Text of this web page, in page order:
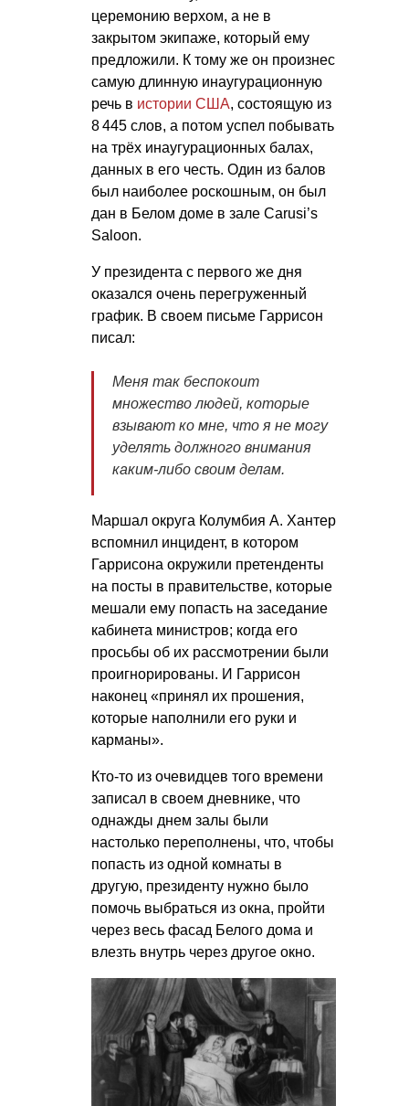
церемонию верхом, а не в
закрытом экипаже, который ему
предложили. К тому же он произнес
самую длинную инаугурационную
речь в истории США, состоящую из
8 445 слов, а потом успел побывать
на трёх инаугурационных балах,
данных в его честь. Один из балов
был наиболее роскошным, он был
дан в Белом доме в зале Carusi’s
Saloon.
У президента с первого же дня
оказался очень перегруженный
график. В своем письме Гаррисон
писал:
Меня так беспокоит
множество людей, которые
взывают ко мне, что я не могу
уделять должного внимания
каким-либо своим делам.
Маршал округа Колумбия А. Хантер
вспомнил инцидент, в котором
Гаррисона окружили претенденты
на посты в правительстве, которые
мешали ему попасть на заседание
кабинета министров; когда его
просьбы об их рассмотрении были
проигнорированы. И Гаррисон
наконец «принял их прошения,
которые наполнили его руки и
карманы».
Кто-то из очевидцев того времени
записал в своем дневнике, что
однажды днем залы были
настолько переполнены, что, чтобы
попасть из одной комнаты в
другую, президенту нужно было
помочь выбраться из окна, пройти
через весь фасад Белого дома и
влезть внутрь через другое окно.